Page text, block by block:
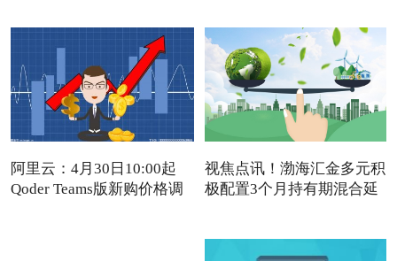
阿里云：4月30日10:00起
Qoder Teams版新购价格调
视焦点讯！渤海汇金多元积
极配置3个月持有期混合延